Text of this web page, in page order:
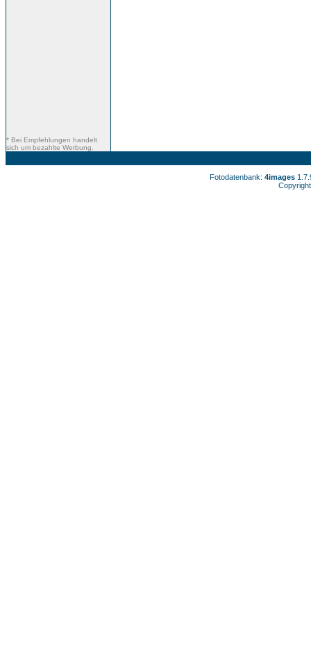
* Bei Empfehlungen handelt
sich um bezahlte Werbung.
Fotodatenbank: 4images